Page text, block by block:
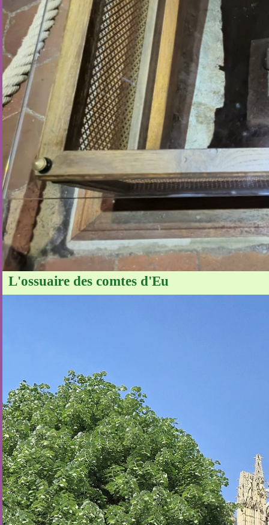
L'ossuaire des comtes d'Eu